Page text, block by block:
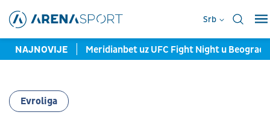
Srb
NAJNOVIJE
podijum Meridianbet uz UFC Fight Night u
Evroliga